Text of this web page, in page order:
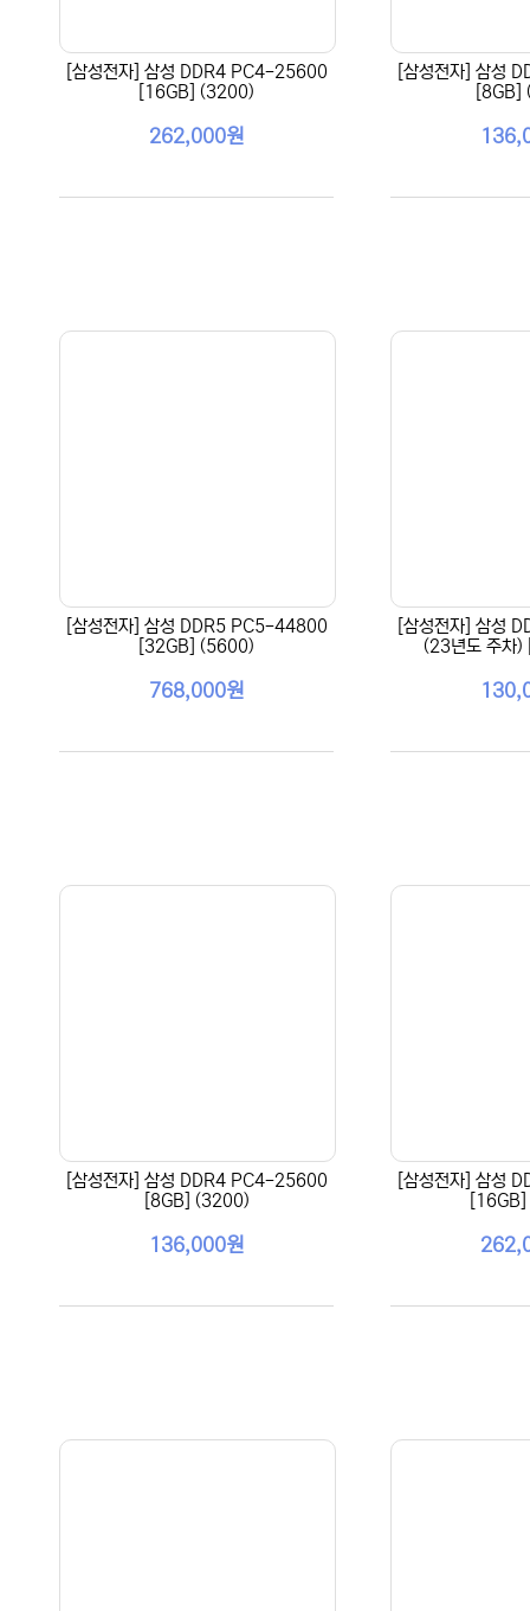
[삼성전자] 삼성 DDR4 PC4-25600
[16GB] (3200)
262,000원
[삼성전자] 삼성
[8GB]
[삼성전자] 삼성 DDR5 PC5-44800
[32GB] (5600)
768,000원
[삼성전자] 삼성
(23년도 주차
[삼성전자] 삼성 DDR4 PC4-25600
[8GB] (3200)
136,000원
[삼성전자] 삼성